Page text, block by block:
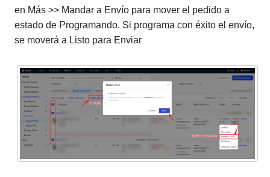
en Más >> Mandar a Envío para mover el pedido a
estado de Programando. Si programa con éxito el envío,
se moverá a Listo para Enviar